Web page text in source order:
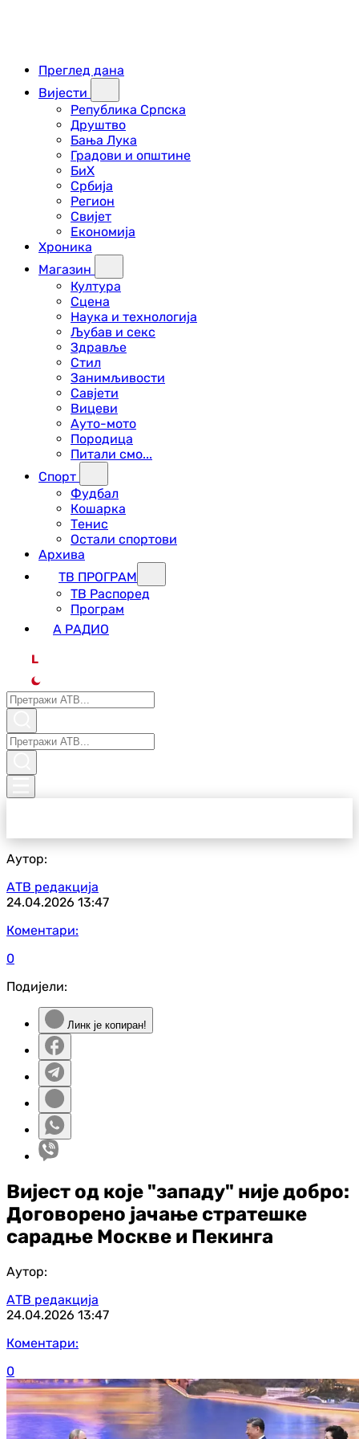
Преглед дана
Вијести
Република Српска
Друштво
Бања Лука
Градови и општине
БиХ
Србија
Регион
Свијет
Економија
Хроника
Магазин
Култура
Сцена
Наука и технологија
Љубав и секс
Здравље
Стил
Занимљивости
Савјети
Вицеви
Ауто-мото
Породица
Питали смо...
Спорт
Фудбал
Кошарка
Тенис
Остали спортови
Архива
ТВ ПРОГРАМ
ТВ Распоред
Програм
А РАДИО
L
Аутор:
АТВ редакција
24.04.2026 13:47
Коментари:
0
Подијели:
Линк је копиран!
Вијест од које "западу" није добро:
Договорено јачање стратешке
сарадње Москве и Пекинга
Аутор:
АТВ редакција
24.04.2026 13:47
Коментари:
0